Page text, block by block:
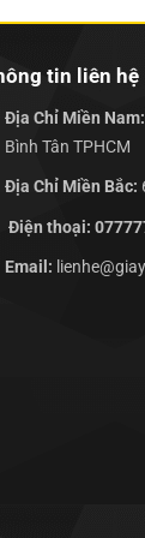
tin liên hệ
Địa Chỉ Miền Nam:
Bình Tân TPHCM
Địa Chỉ Miền Bắc:
Điện thoại:
Email: